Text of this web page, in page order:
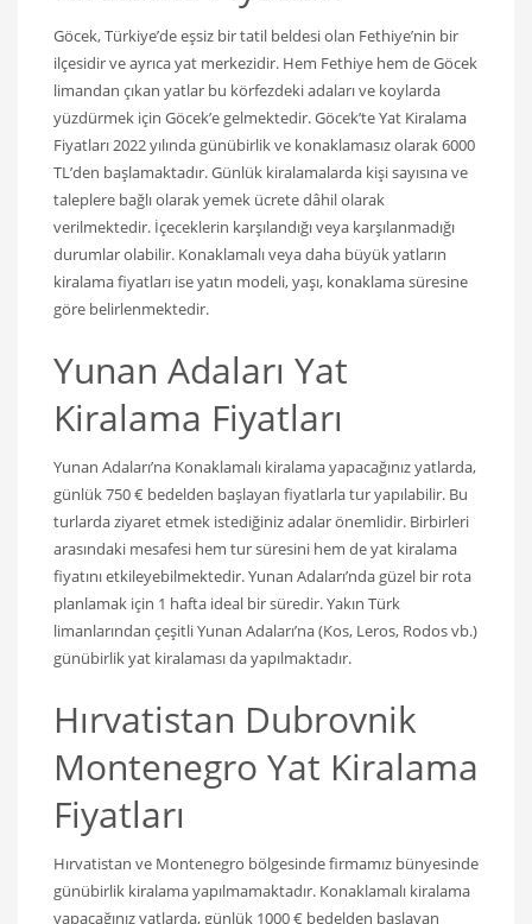
Göcek, Türkiye’de eşsiz bir tatil beldesi olan Fethiye’nin bir
ilçesidir ve ayrıca yat merkezidir. Hem Fethiye hem de Göcek
limandan çıkan yatlar bu körfezdeki adaları ve koylarda
yüzdürmek için Göcek’e gelmektedir. Göcek’te Yat Kiralama
Fiyatları 2022 yılında günübirlik ve konaklamasız olarak 6000
TL’den başlamaktadır. Günlük kiralamalarda kişi sayısına ve
taleplere bağlı olarak yemek ücrete dâhil olarak
verilmektedir. İçeceklerin karşılandığı veya karşılanmadığı
durumlar olabilir. Konaklamalı veya daha büyük yatların
kiralama fiyatları ise yatın modeli, yaşı, konaklama süresine
göre belirlenmektedir.
Yunan Adaları Yat
Kiralama Fiyatları
Yunan Adaları’na Konaklamalı kiralama yapacağınız yatlarda,
günlük 750 € bedelden başlayan fiyatlarla tur yapılabilir. Bu
turlarda ziyaret etmek istediğiniz adalar önemlidir. Birbirleri
arasındaki mesafesi hem tur süresini hem de yat kiralama
fiyatını etkileyebilmektedir. Yunan Adaları’nda güzel bir rota
planlamak için 1 hafta ideal bir süredir. Yakın Türk
limanlarından çeşitli Yunan Adaları’na (Kos, Leros, Rodos vb.)
günübirlik yat kiralaması da yapılmaktadır.
Hırvatistan Dubrovnik
Montenegro Yat Kiralama
Fiyatları
Hırvatistan ve Montenegro bölgesinde firmamız bünyesinde
günübirlik kiralama yapılmamaktadır. Konaklamalı kiralama
yapacağınız yatlarda, günlük 1000 € bedelden başlayan